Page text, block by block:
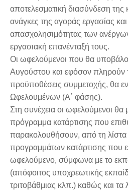
αποτελεσματική διασύνδεση της
ανάγκες της αγοράς εργασίας
απασχολησιμότητας των
εργασιακή επανένταξή τους.
Οι ωφελούμενοι που θα
Αυγούστου και εφόσον πληρούν
προϋποθέσεις συμμετοχής, θα
Ωφελουμένων (Α΄ φάσης).
Στη συνέχεια οι ωφελούμενοι
πρόγραμμα κατάρτισης που
παρακολουθήσουν, από τη
προγραμμάτων κατάρτισης που
ωφελούμενο, σύμφωνα με το
(απόφοιτος υποχρεωτικής
τριτοβάθμιας κλπ.) καθώς και τα